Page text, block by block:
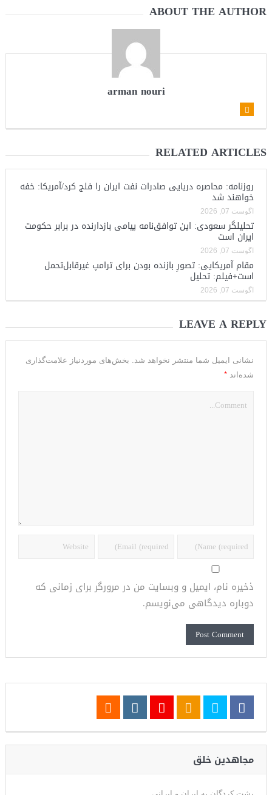
ABOUT THE AUTHOR
arman nouri
RELATED ARTICLES
روزنامه: محاصره دریایی صادرات نفت ایران را فلج کرد/آمریکا: خفه
خواهند شد
آگوست 07, 2026
تحلیلگر سعودی: این توافق‌نامه پیامی بازدارنده در برابر حکومت
ایران است
آگوست 07, 2026
مقام آمریکایی: تصورِ بازنده بودن برای ترامپ غیرقابل‌تحمل
است+فیلم: تحلیل
آگوست 07, 2026
LEAVE A REPLY
نشانی ایمیل شما منتشر نخواهد شد.
بخش‌های موردنیاز علامت‌گذاری
شده‌اند *
ذخیره نام، ایمیل و وبسایت من در مرورگر برای زمانی که
دوباره دیدگاهی می‌نویسم.
مجاهدین خلق